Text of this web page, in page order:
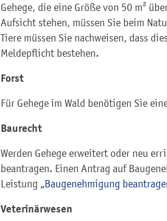
Gehege, die eine Größe von 50 m²
Aufsicht stehen, müssen Sie beim
Tiere müssen Sie nachweisen, dass
Meldepflicht bestehen.
Forst
Für Gehege im Wald benötigen Sie
Baurecht
Werden Gehege erweitert oder neu
beantragen. Einen Antrag auf
Leistung „Baugenehmigung
Veterinärwesen